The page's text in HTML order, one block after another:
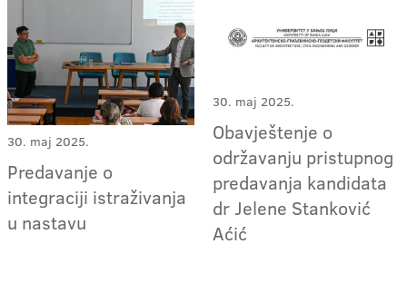
30. maj 2025.
Predavanje o
integraciji istraživanja
u nastavu
30. maj 2025.
Obavještenje o
održavanju pristupnog
predavanja kandidata
dr Jelene Stanković
Aćić